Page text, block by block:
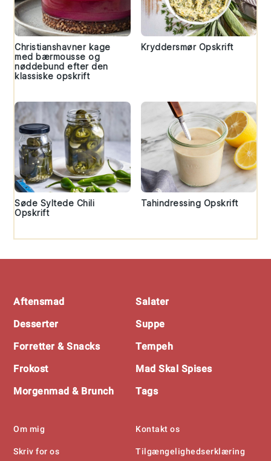
Christianshavner kage
med bærmousse og
nøddebund efter den
klassiske opskrift
Kryddersmør Opskrift
Søde Syltede Chili
Opskrift
Tahindressing Opskrift
Aftensmad
Desserter
Forretter & Snacks
Frokost
Morgenmad & Brunch
Salater
Suppe
Tempeh
Mad Skal Spises
Tags
Om mig
Skriv for os
Kontakt os
Tilgængelighedserklæring